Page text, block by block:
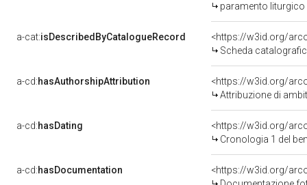
paramento liturgico
a-cat:isDescribedByCatalogueRecord
<https://w3id.org/
Scheda
a-cd:hasAuthorshipAttribution
Attribuzione di
a-cd:hasDating
<https://w3id.org/
Cronologia 1 del
a-cd:hasDocumentation